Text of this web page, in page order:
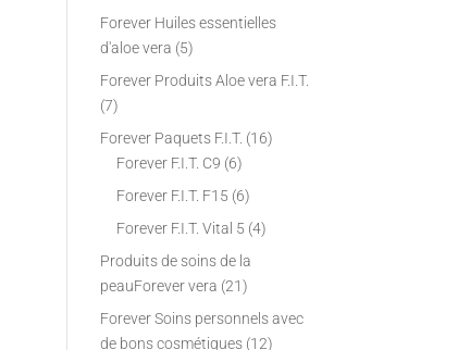
Forever Huiles essentielles
d'aloe vera (5)
Forever Produits Aloe vera F.I.T.
(7)
Forever Paquets F.I.T. (16)
Forever F.I.T. C9 (6)
Forever F.I.T. F15 (6)
Forever F.I.T. Vital 5 (4)
Produits de soins de la
peauForever vera (21)
Forever Soins personnels avec
de bons cosmétiques (12)